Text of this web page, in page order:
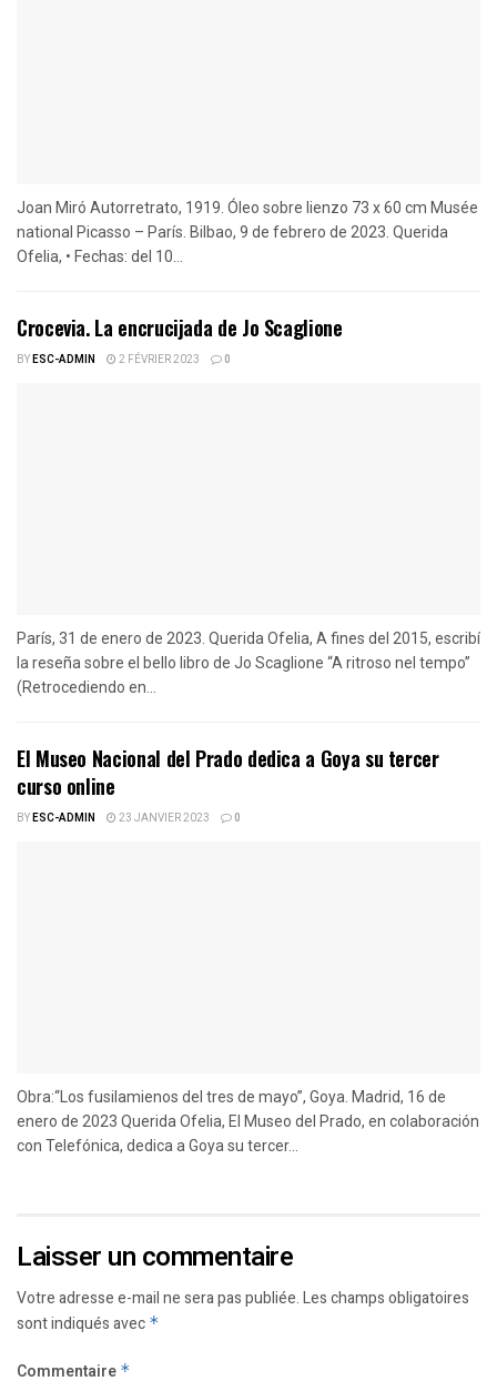
Joan Miró Autorretrato, 1919. Óleo sobre lienzo 73 x 60 cm Musée
national Picasso – París. Bilbao, 9 de febrero de 2023. Querida
Ofelia, • Fechas: del 10...
Crocevia. La encrucijada de Jo Scaglione
BYESC-ADMIN 2 FÉVRIER 2023 0
París, 31 de enero de 2023. Querida Ofelia, A fines del 2015, escribí
la reseña sobre el bello libro de Jo Scaglione “A ritroso nel tempo”
(Retrocediendo en...
El Museo Nacional del Prado dedica a Goya su tercer
curso online
BYESC-ADMIN 23 JANVIER 2023 0
Obra:“Los fusilamienos del tres de mayo”, Goya. Madrid, 16 de
enero de 2023 Querida Ofelia, El Museo del Prado, en colaboración
con Telefónica, dedica a Goya su tercer...
Laisser un commentaire
Votre adresse e-mail ne sera pas publiée.Les champs obligatoires
sont indiqués avec *
Commentaire *